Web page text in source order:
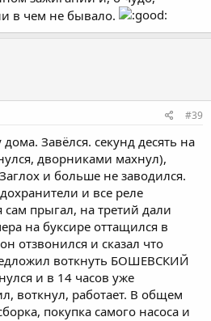
в чем не бывало.
#39
Завёлся. секунд десять на
дворниками махнул),
и больше не заводился.
и все реле
сам прыгал, на третий дали
на буксире оттащился в
отзвонился и сказал что
воткнуть БОШЕВСКИЙ
и в 14 часов уже
воткнул, работает. В общем
покупка самого насоса и